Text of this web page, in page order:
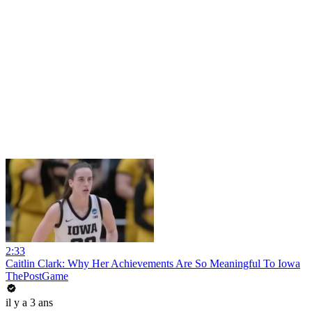
2:33
Caitlin Clark: Why Her Achievements Are So Meaningful To Iowa
ThePostGame
il y a 3 ans